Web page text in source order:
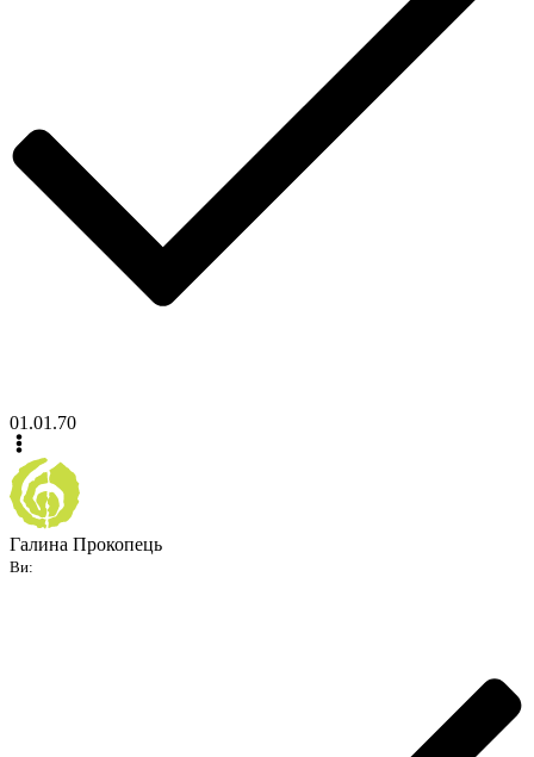
01.01.70
Галина Прокопець
Ви: